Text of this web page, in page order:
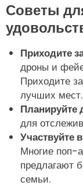
Советы
Приходите
дроны и
Приходите
лучших мест.
Планируйте
для
Участвуйте
Многие поп-
предлагают
семьи.